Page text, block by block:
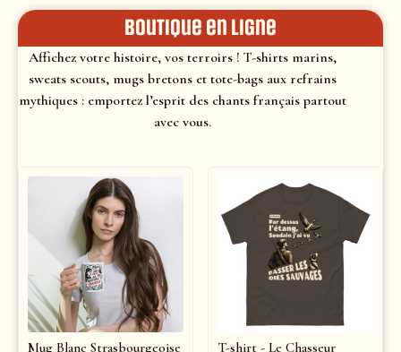
Boutique en ligne
Affichez votre histoire, vos terroirs ! T-shirts marins,
sweats scouts, mugs bretons et tote-bags aux refrains
mythiques : emportez l’esprit des chants français partout
avec vous.
Mug Blanc Strasbourgeoise
T-shirt - Le Chasseur